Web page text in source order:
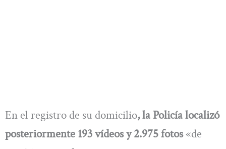
En el registro de su domicilio, la Policía localizó
posteriormente 193 vídeos y 2.975 fotos«de